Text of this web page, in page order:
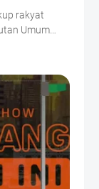
rakyat
Umum…